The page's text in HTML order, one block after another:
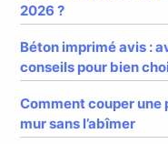
2026 ?
Béton imprimé avis :
conseils pour bien
Comment couper une
mur sans l’abîmer